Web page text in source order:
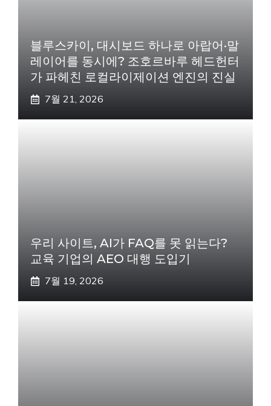
블루스카이, 대시보드 하나로 아랍어·말
레이어를 동시에? 조호르바루 헤드헌터
가 파헤친 로컬라이제이션 엔진의 진실
7월 21, 2026
우리 사이트, AI가 FAQ를 못 읽는다?
교육 기업의 AEO 대행 도입기
7월 19, 2026